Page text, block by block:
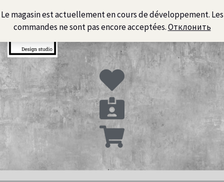
Le magasin est actuellement en cours de développement. Les
commandes ne sont pas encore acceptées.Отклонить
к
содержимому